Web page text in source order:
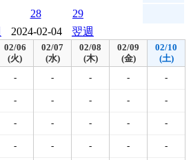
28
29
2024-02-04 翌週
02/06
(火)
02/07
(水)
02/08
(木)
02/09
(金)
02/10
(土)
- - - - -
- - - - -
- - - - -
- - - - -